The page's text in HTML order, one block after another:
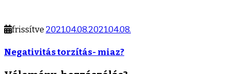
frissítve 2021.04.08.2021.04.08.
Negativitás torzítás- miaz?